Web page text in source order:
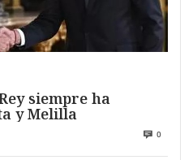
siempre ha
y Melilla
0